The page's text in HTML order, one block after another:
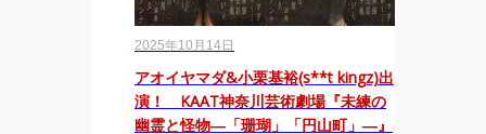
2025年10月14日
アオイヤマダ&小栗基裕(s**t kingz)出
演！ KAAT神奈川芸術劇場『未練の
幽霊と怪物―「珊瑚」「円山町」―』